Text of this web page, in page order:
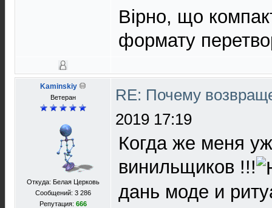
Вірно, що
формату
Kaminskiy
Ветеран
Откуда: Белая Церковь
Сообщений: 3 286
Репутация: 666
RE: Почему
2019 17:19
Когда же меня
винильщиков !!!
дань моде и